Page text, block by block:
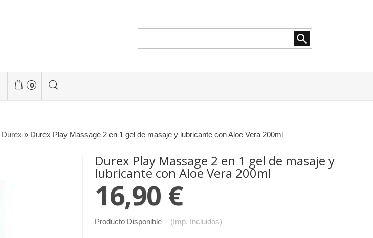
0
Durex » Durex Play Massage 2 en 1 gel de masaje y lubricante con Aloe Vera 200ml
Durex Play Massage 2 en 1 gel de masaje y
lubricante con Aloe Vera 200ml
16,90 €
Producto Disponible - (Imp. Incluidos)